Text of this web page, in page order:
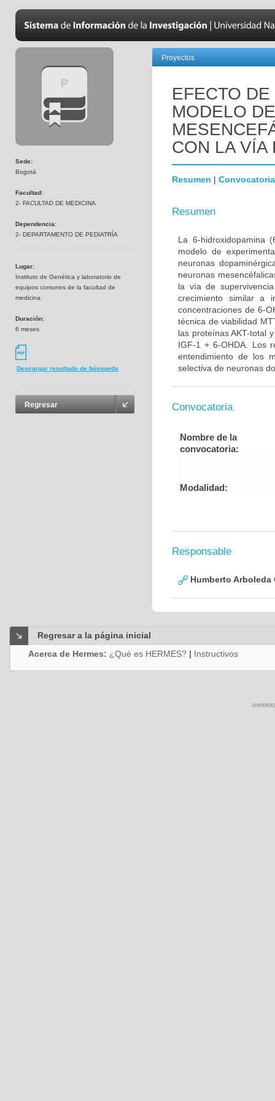
Sede:
Bogotá
Facultad:
2- FACULTAD DE MEDICINA
Dependencia:
2- DEPARTAMENTO DE PEDIATRÍA
Lugar:
Instituto de Genética y laboratorio de
equipos comunes de la facultad de
medicina.
Duración:
6 meses
Descargar resultado de búsqueda
Regresar
Proyectos
EFECTO
MODELO
CON LA VÍA
Resumen | Convocatoria
Resumen
La 6-hidroxidopamina
modelo de
neuronas
neuronas
la vía de
crecimiento similar a
concentraciones de 6-
técnica de viabilidad
las proteínas AKT-total
IGF-1 + 6-OHDA. Los
entendimiento de los
selectiva de neuronas
Convocatoria
Nombre de la
convocatoria:
Modalidad:
Responsable
Humberto Arboleda
Regresar a la página inicial
Acerca de Hermes: ¿Qué es HERMES? | Instructivos